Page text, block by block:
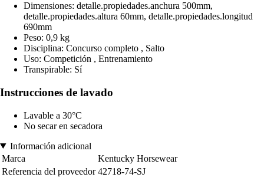
Dimensiones: detalle.propiedades.anchura 500mm,
detalle.propiedades.altura 60mm, detalle.propiedades.longitud
690mm
Peso: 0,9 kg
Disciplina: Concurso completo , Salto
Uso: Competición , Entrenamiento
Transpirable: Sí
Instrucciones de lavado
Lavable a 30°C
No secar en secadora
Información adicional
Marca
Kentucky Horsewear
Referencia del proveedor 42718-74-SJ